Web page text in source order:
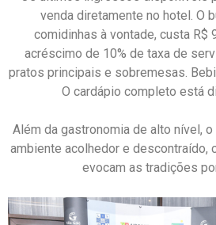
venda diretamente no hotel. O
comidinhas à vontade, custa R$
acréscimo de 10% de taxa de
pratos principais e sobremesas.
O cardápio completo está
Além da gastronomia de alto nível,
ambiente acolhedor e descontraído,
evocam as tradições